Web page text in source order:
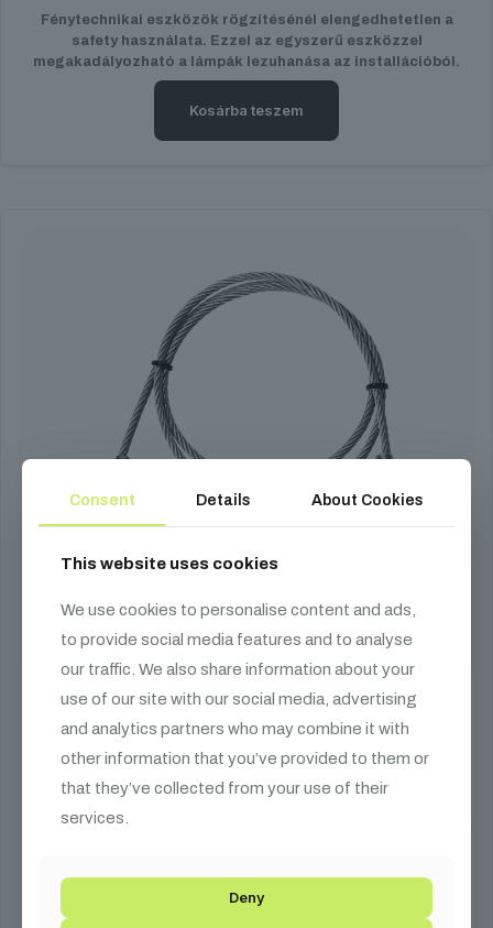
Fénytechnikai eszközök rögzítésénél elengedhetetlen a
safety használata. Ezzel az egyszerű eszközzel
megakadályozható a lámpák lezuhanása az installációból.
Kosárba teszem
Safety 1 m
7 990 Ft
Adam Hall Safety Horganyzott, 6mm vastag acélkábel (6×19) Egyik
Kosárba teszem
Consent Details About Cookies
This website uses cookies
We use cookies to personalise content and ads,
to provide social media features and to analyse
our traffic. We also share information about your
use of our site with our social media, advertising
and analytics partners who may combine it with
other information that you’ve provided to them or
that they’ve collected from your use of their
services.
Deny